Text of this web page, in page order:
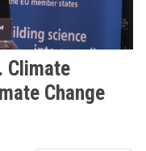
Climate
Change